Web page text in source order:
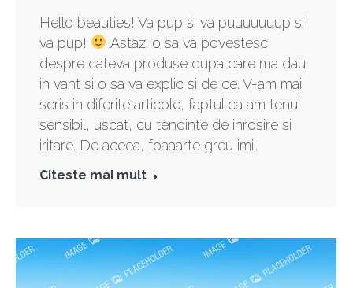
Hello beauties! Va pup si va puuuuuuup si
va pup!
Astazi o sa va povestesc
despre cateva produse dupa care ma dau
in vant si o sa va explic si de ce. V-am mai
scris in diferite articole, faptul ca am tenul
sensibil, uscat, cu tendinte de inrosire si
iritare. De aceea, foaaarte greu imi…
Citeste mai mult